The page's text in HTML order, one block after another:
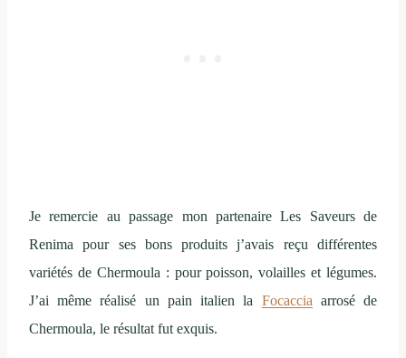
Je remercie au passage mon partenaire Les Saveurs de
Renima pour ses bons produits j’avais reçu différentes
variétés de Chermoula : pour poisson, volailles et légumes.
J’ai même réalisé un pain italien la Focaccia arrosé de
Chermoula, le résultat fut exquis.